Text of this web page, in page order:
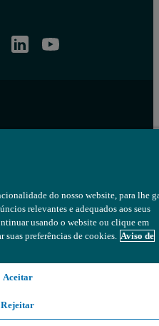
do nosso website, para lhe
relevantes e adequados aos seus
usando o website ou clique em
suas preferências de cookies. Aviso de
Aceitar
Rejeitar